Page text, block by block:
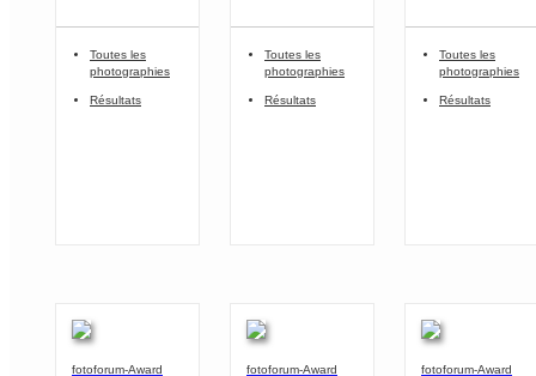
Toutes les
photographies
Résultats
Toutes les
photographies
Résultats
Toutes les
photographies
Résultats
fotoforum-Award
fotoforum-Award
fotoforum-Award